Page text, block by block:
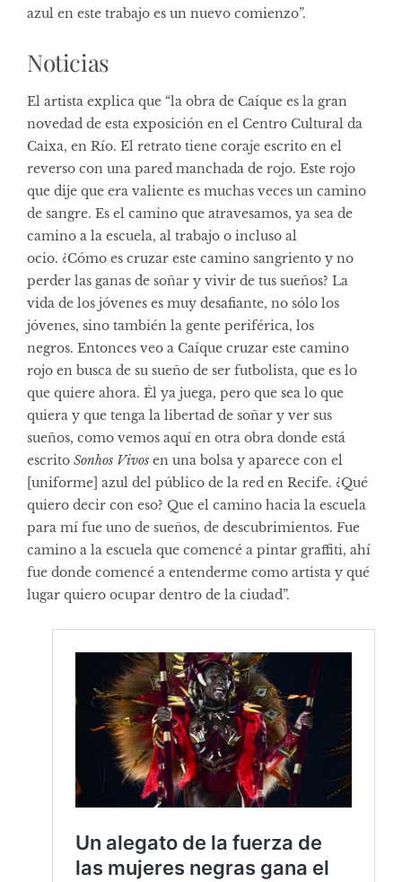
azul en este trabajo es un nuevo comienzo”.
Noticias
El artista explica que “la obra de Caíque es la gran
novedad de esta exposición en el Centro Cultural da
Caixa, en Río. El retrato tiene coraje escrito en el
reverso con una pared manchada de rojo. Este rojo
que dije que era valiente es muchas veces un camino
de sangre. Es el camino que atravesamos, ya sea de
camino a la escuela, al trabajo o incluso al
ocio. ¿Cómo es cruzar este camino sangriento y no
perder las ganas de soñar y vivir de tus sueños? La
vida de los jóvenes es muy desafiante, no sólo los
jóvenes, sino también la gente periférica, los
negros. Entonces veo a Caíque cruzar este camino
rojo en busca de su sueño de ser futbolista, que es lo
que quiere ahora. Él ya juega, pero que sea lo que
quiera y que tenga la libertad de soñar y ver sus
sueños, como vemos aquí en otra obra donde está
escrito Sonhos Vivos en una bolsa y aparece con el
[uniforme] azul del público de la red en Recife. ¿Qué
quiero decir con eso? Que el camino hacia la escuela
para mí fue uno de sueños, de descubrimientos. Fue
camino a la escuela que comencé a pintar graffiti, ahí
fue donde comencé a entenderme como artista y qué
lugar quiero ocupar dentro de la ciudad”.